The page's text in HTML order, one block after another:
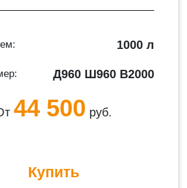
1000 л
Д960 Ш960 В2000
44 500 руб.
Купить